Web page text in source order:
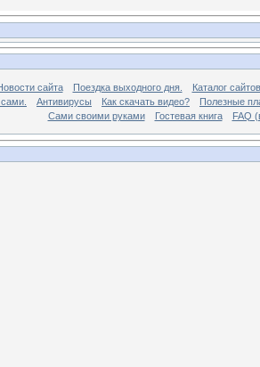
сайта Поездка выходного дня.
Каталог сайтов
Антивирусы Как скачать видео?
Полезные
Сами своими руками
Гостевая книга FAQ